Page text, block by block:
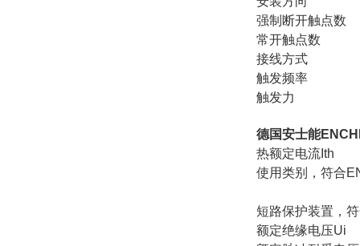
强制断
常开
接线方
触发频
触发
德国安士能
热额定
使用类别，符合
短路保护装置，
额定绝